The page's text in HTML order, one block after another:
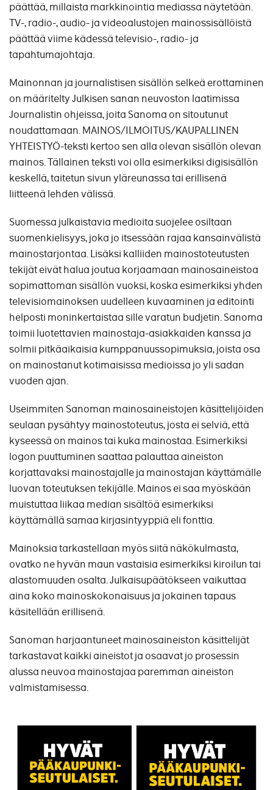
päättää, millaista markkinointia mediassa näytetään.
TV-, radio-, audio- ja videoalustojen mainossisällöistä
päättää viime kädessä televisio-, radio- ja
tapahtumajohtaja.
Mainonnan ja journalistisen sisällön selkeä erottaminen
on määritelty Julkisen sanan neuvoston laatimissa
Journalistin ohjeissa, joita Sanoma on sitoutunut
noudattamaan. MAINOS/ILMOITUS/KAUPALLINEN
YHTEISTYÖ-teksti kertoo sen alla olevan sisällön olevan
mainos. Tällainen teksti voi olla esimerkiksi digisisällön
keskellä, taitetun sivun yläreunassa tai erillisenä
liitteenä lehden välissä.
Suomessa julkaistavia medioita suojelee osiltaan
suomenkielisyys, joka jo itsessään rajaa kansainvälistä
mainostarjontaa. Lisäksi kalliiden mainostoteutusten
tekijät eivät halua joutua korjaamaan mainosaineistoa
sopimattoman sisällön vuoksi, koska esimerkiksi yhden
televisiomainoksen uudelleen kuvaaminen ja editointi
helposti moninkertaistaa sille varatun budjetin. Sanoma
toimii luotettavien mainostaja-asiakkaiden kanssa ja
solmii pitkäaikaisia kumppanuussopimuksia, joista osa
on mainostanut kotimaisissa medioissa jo yli sadan
vuoden ajan.
Useimmiten Sanoman mainosaineistojen käsittelijöiden
seulaan pysähtyy mainostoteutus, josta ei selviä, että
kyseessä on mainos tai kuka mainostaa. Esimerkiksi
logon puuttuminen saattaa palauttaa aineiston
korjattavaksi mainostajalle ja mainostajan käyttämälle
luovan toteutuksen tekijälle. Mainos ei saa myöskään
muistuttaa liikaa median sisältöä esimerkiksi
käyttämällä samaa kirjasintyyppiä eli fonttia.
Mainoksia tarkastellaan myös siitä näkökulmasta,
ovatko ne hyvän maun vastaisia esimerkiksi kiroilun tai
alastomuuden osalta. Julkaisupäätökseen vaikuttaa
aina koko mainoskokonaisuus ja jokainen tapaus
käsitellään erillisenä.
Sanoman harjaantuneet mainosaineiston käsittelijät
tarkastavat kaikki aineistot ja osaavat jo prosessin
alussa neuvoa mainostajaa paremman aineiston
valmistamisessa.